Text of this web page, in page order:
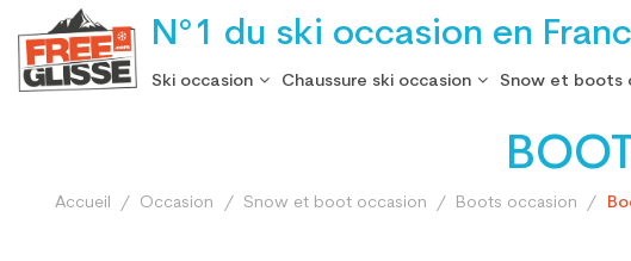
N°1 du ski occasion en
Ski occasion Chaussure ski occasion Snow et boots
Accueil Occasion Snow et boot occasion Boots occasion